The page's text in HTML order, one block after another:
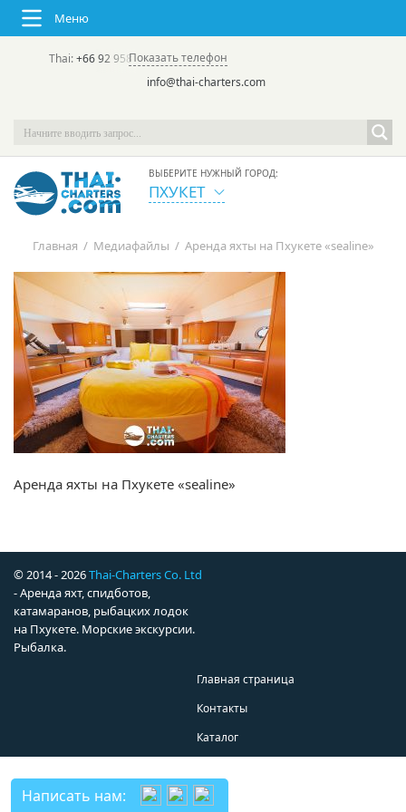
Меню
Thai:+66 92 958 8644(rus/eng) | в России:
Показать телефон
info@thai-charters.com
ВЫБЕРИТЕ НУЖНЫЙ ГОРОД:
ПХУКЕТ
Главная / Медиафайлы / Аренда яхты на Пхукете «sealine»
Аренда яхты на Пхукете «sealine»
© 2014 - 2026Thai-Charters Co. Ltd
- Аренда яхт, спидботов,
катамаранов, рыбацких лодок
на Пхукете. Морские экскурсии.
Рыбалка.
Главная страница
Контакты
Каталог
Написать нам: